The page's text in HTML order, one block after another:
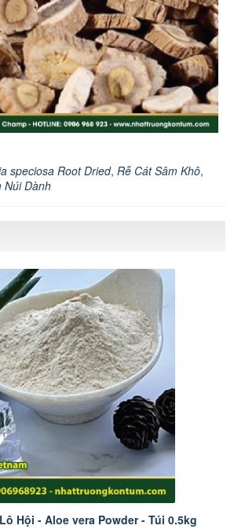
speciosa Root Dried, Rễ Cát Sâm Khô,
Núi Dành
Hội - Aloe vera Powder - Túi 0.5kg